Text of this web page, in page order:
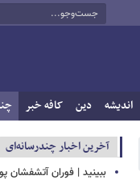
اندیشه دین کافه خبر
آخرین اخبار چندرسانه‌ای
ببینید | فوران آتشفشان